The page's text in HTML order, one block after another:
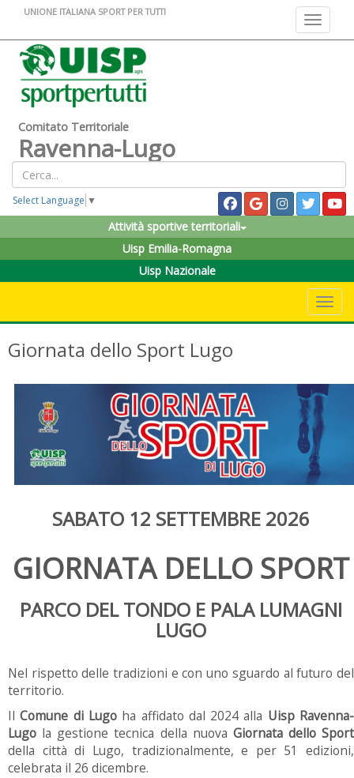
Toggle
UNIONE ITALIANA SPORT PER TUTTI
Comitato Territoriale
Ravenna-Lugo
Select Language ▼
Attività sportive territoriali
Uisp Emilia-Romagna
Uisp Nazionale
Giornata dello Sport Lugo
SABATO 12 SETTEMBRE 2026
GIORNATA DELLO SPORT
PARCO DEL TONDO E PALA LUMAGNI
LUGO
Nel rispetto delle tradizioni e con uno sguardo al futuro del
territorio.
IlComune di Lugoha affidato dal 2024 alla Uisp Ravenna-
Lugo la gestione tecnica della nuova Giornata dello Sport
della città di Lugo, tradizionalmente, e per 51 edizioni,
celebrata il 26 dicembre.